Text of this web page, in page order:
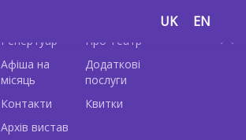
UK EN
Репертуар
Про Театр
Афіша на
місяць
Додаткові
послуги
Контакти
Квитки
Архів вистав